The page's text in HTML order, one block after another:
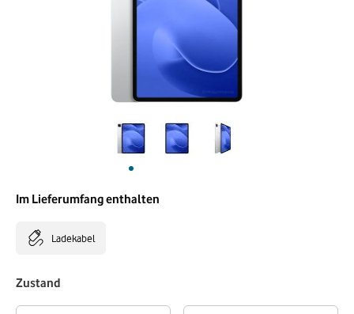
Im Lieferumfang enthalten
Ladekabel
Zustand